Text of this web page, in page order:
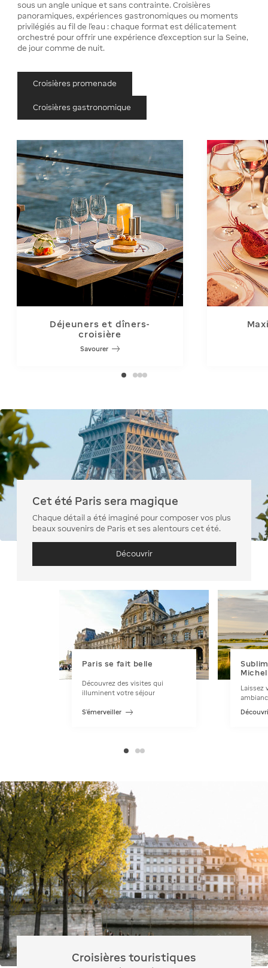
sous un angle unique et sans contrainte. Croisières
panoramiques, expériences gastronomiques ou moments
privilégiés au fil de l’eau : chaque format est délicatement
orchestré pour offrir une expérience d’exception sur la Seine,
de jour comme de nuit.
Croisières promenade
Croisières gastronomique
Déjeuners et dîners-
croisière
Savourer
Cet été Paris sera magique
Chaque détail a été imaginé pour composer vos plus
beaux souvenirs de Paris et ses alentours cet été.
Découvrir
Paris se fait belle
Découvrez des visites qui
illuminent votre séjour
S'émerveiller
Michel
Laissez
Croisières touristiques